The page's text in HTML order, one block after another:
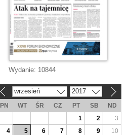
Wydanie: 10844
wrzesień 2017
PN WT ŚR CZ PT SB
ND
1
2
3
4
5 6 7 8 9
10